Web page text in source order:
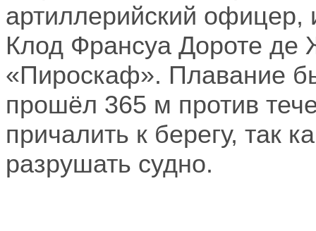
артиллерийский офицер,
Клод Франсуа Дороте
«Пироскаф». Плавание
прошёл 365 м против
причалить к берегу, так
разрушать судно.